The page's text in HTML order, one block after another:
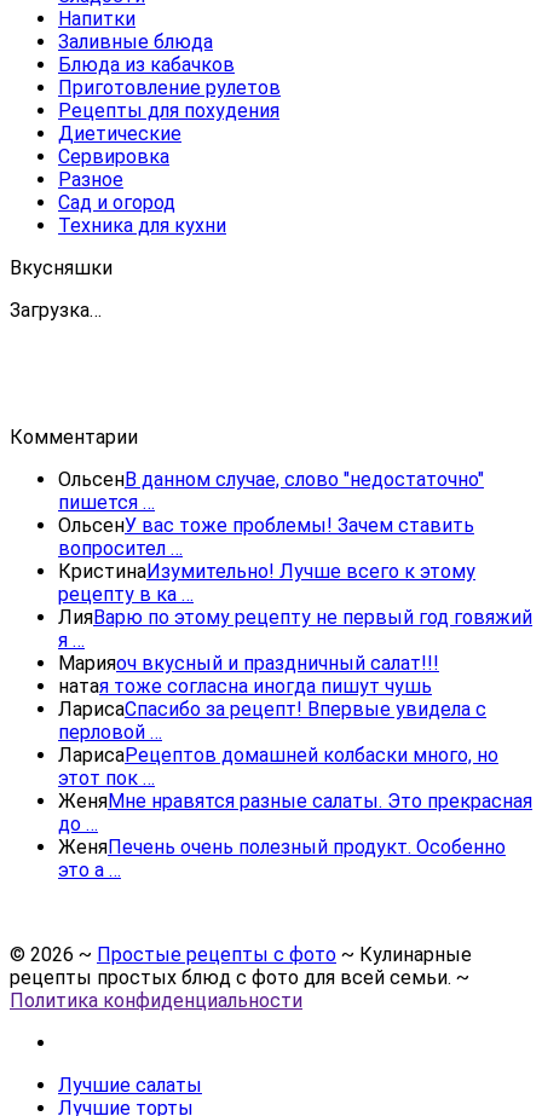
Напитки
Заливные блюда
Блюда из кабачков
Приготовление рулетов
Рецепты для похудения
Диетические
Сервировка
Разное
Сад и огород
Техника для кухни
Вкусняшки
Загрузка…
Комментарии
ОльсенВ данном случае, слово "недостаточно"
пишется …
ОльсенУ вас тоже проблемы! Зачем ставить
вопросител …
КристинаИзумительно! Лучше всего к этому
рецепту в ка …
ЛияВарю по этому рецепту не первый год говяжий
я …
Марияоч вкусный и праздничный салат!!!
натая тоже согласна иногда пишут чушь
ЛарисаСпасибо за рецепт! Впервые увидела с
перловой …
ЛарисаРецептов домашней колбаски много, но
этот пок …
ЖеняМне нравятся разные салаты. Это прекрасная
до …
ЖеняПечень очень полезный продукт. Особенно
это а …
© 2026 ~ Простые рецепты с фото ~ Кулинарные
рецепты простых блюд с фото для всей семьи. ~
Политика конфиденциальности
Лучшие салаты
Лучшие торты